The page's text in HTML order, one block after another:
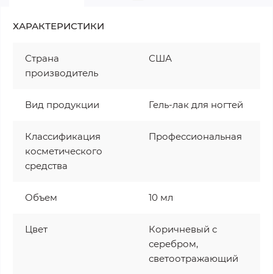
ХАРАКТЕРИСТИКИ
Страна
производитель
США
Вид продукции Гель-лак для ногтей
Классификация
косметического
средства
Профессиональная
Объем 10 мл
Цвет
Коричневый с
серебром,
светоотражающий